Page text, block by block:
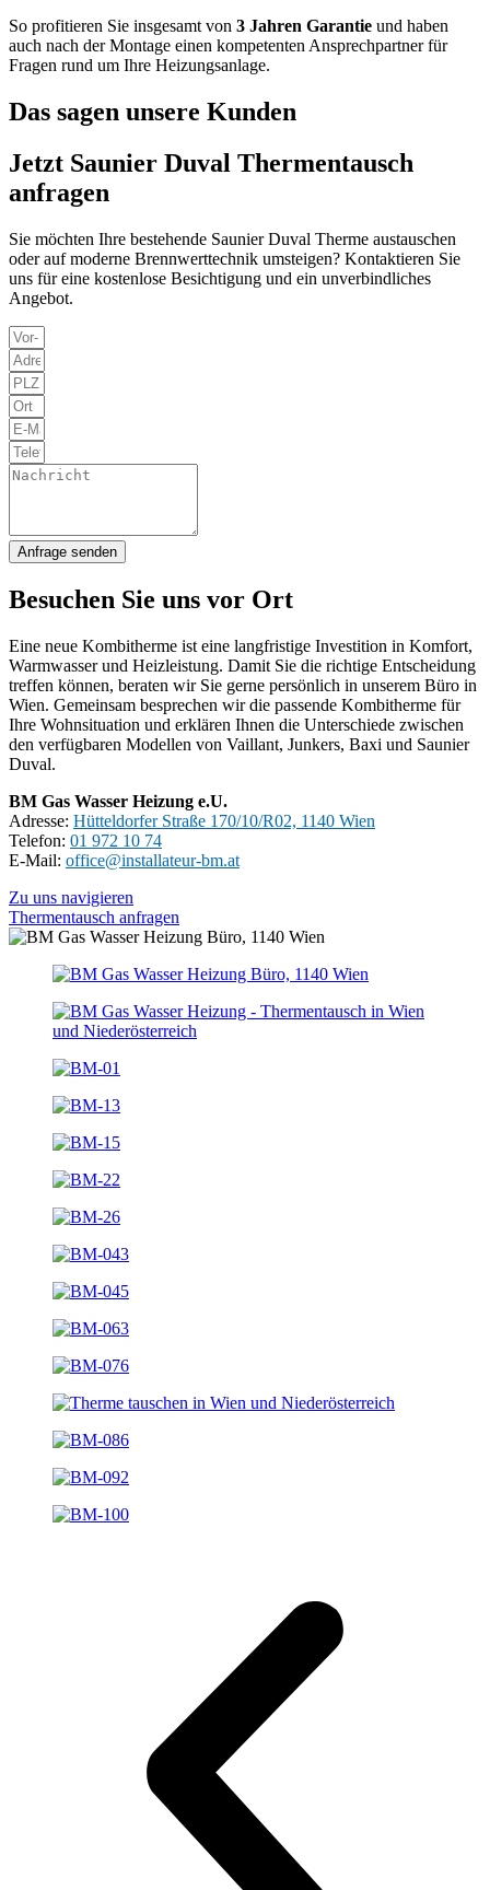
So profitieren Sie insgesamt von 3 Jahren Garantie und haben
auch nach der Montage einen kompetenten Ansprechpartner für
Fragen rund um Ihre Heizungsanlage.
Das sagen unsere Kunden
Jetzt Saunier Duval Thermentausch
anfragen
Sie möchten Ihre bestehende Saunier Duval Therme austauschen
oder auf moderne Brennwerttechnik umsteigen? Kontaktieren Sie
uns für eine kostenlose Besichtigung und ein unverbindliches
Angebot.
Anfrage senden
Besuchen Sie uns vor Ort
Eine neue Kombitherme ist eine langfristige Investition in Komfort,
Warmwasser und Heizleistung. Damit Sie die richtige Entscheidung
treffen können, beraten wir Sie gerne persönlich in unserem Büro in
Wien. Gemeinsam besprechen wir die passende Kombitherme für
Ihre Wohnsituation und erklären Ihnen die Unterschiede zwischen
den verfügbaren Modellen von Vaillant, Junkers, Baxi und Saunier
Duval.
BM Gas Wasser Heizung e.U.
Adresse: Hütteldorfer Straße 170/10/R02, 1140 Wien
Telefon: 01 972 10 74
E-Mail: office@installateur-bm.at
Zu uns navigieren
Thermentausch anfragen